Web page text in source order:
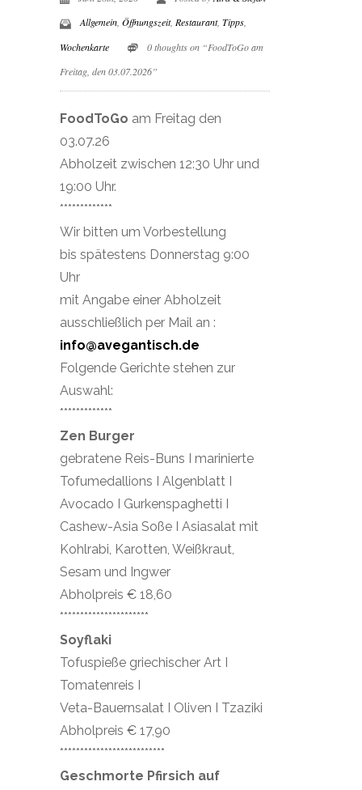
Allgemein, Öffnungszeit, Restaurant, Tipps,
Wochenkarte
0 thoughts on “FoodToGo am
Freitag, den 03.07.2026”
FoodToGo am Freitag den
03.07.26
Abholzeit zwischen 12:30 Uhr und
19:00 Uhr.
*************
Wir bitten um Vorbestellung
bis spätestens Donnerstag 9:00
Uhr
mit Angabe einer Abholzeit
ausschließlich per Mail an :
info@avegantisch.de
Folgende Gerichte stehen zur
Auswahl:
*************
Zen Burger
gebratene Reis-Buns I marinierte
Tofumedallions I Algenblatt I
Avocado I Gurkenspaghetti I
Cashew-Asia Soße I Asiasalat mit
Kohlrabi, Karotten, Weißkraut,
Sesam und Ingwer
Abholpreis € 18,60
**********************
Soyflaki
Tofuspieße griechischer Art I
Tomatenreis I
Veta-Bauernsalat I Oliven I Tzaziki
Abholpreis € 17,90
**************************
Geschmorte Pfirsich auf